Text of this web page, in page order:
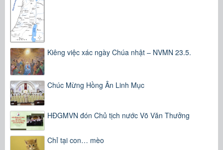
Kiêng việc xác ngày Chúa nhật – NVMN 23.5.
Chúc Mừng Hồng Ân Linh Mục
HĐGMVN đón Chủ tịch nước Võ Văn Thưởng
Chỉ tại con… mèo